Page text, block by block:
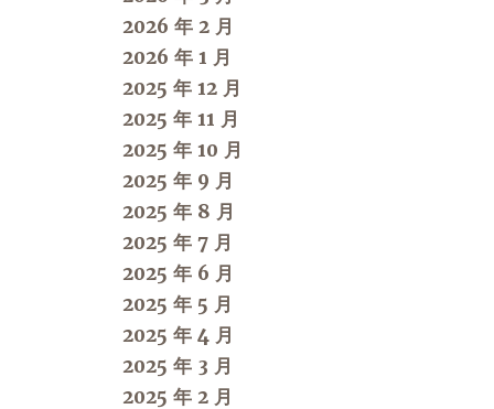
2026 年 2 月
2026 年 1 月
2025 年 12 月
2025 年 11 月
2025 年 10 月
2025 年 9 月
2025 年 8 月
2025 年 7 月
2025 年 6 月
2025 年 5 月
2025 年 4 月
2025 年 3 月
2025 年 2 月